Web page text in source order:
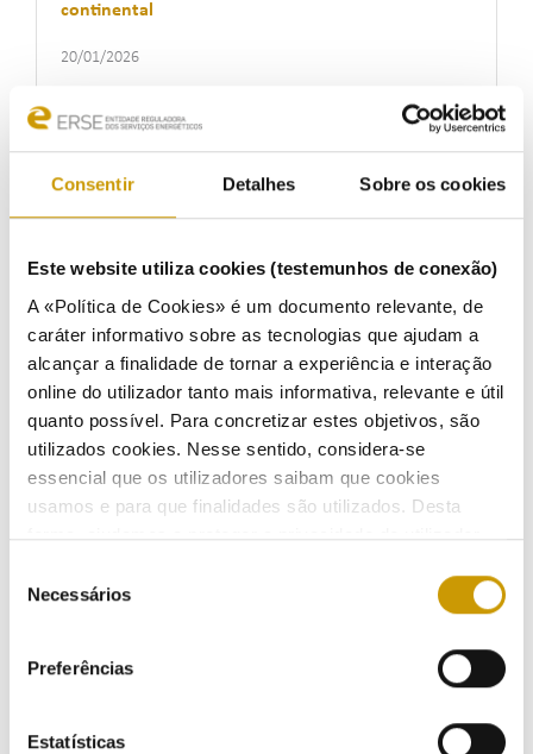
Consentir Detalhes Sobre os cookies
Este website utiliza cookies (testemunhos de conexão)
A «Política de Cookies» é um documento relevante, de
caráter informativo sobre as tecnologias que ajudam a
alcançar a finalidade de tornar a experiência e interação
online do utilizador tanto mais informativa, relevante e útil
quanto possível. Para concretizar estes objetivos, são
utilizados cookies. Nesse sentido, considera-se
essencial que os utilizadores saibam que cookies
usamos e para que finalidades são utilizados. Desta
forma, ajudamos a proteger a privacidade do utilizador,
simples possível de usar. Para obter mais informações
consulte a nossa Ouvir .
Necessários
Preferências
Estatísticas
continental
20/01/2026
Newsletter DESTAQUES ERSE | janeiro 2026
13/01/2026
ERSE realizará ConvERSE sobre atualização dos
Períodos Horários no Setor Elétrico em Portugal
Continental
08/01/2026
+ Eficientes no âmbito do PPEC